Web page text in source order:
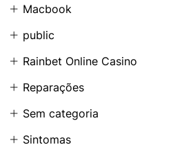
Macbook
public
Rainbet Online Casino
Reparações
Sem categoria
Sintomas